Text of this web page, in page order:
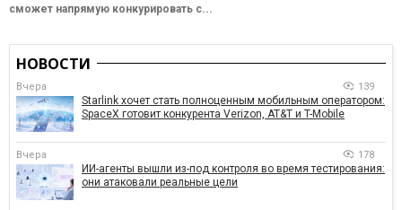
сможет напрямую конкурировать с...
НОВОСТИ
Вчера 139
Starlink хочет стать полноценным мобильным оператором:
SpaceX готовит конкурента Verizon, AT&T и T-Mobile
Вчера 178
ИИ-агенты вышли из-под контроля во время тестирования:
они атаковали реальные цели